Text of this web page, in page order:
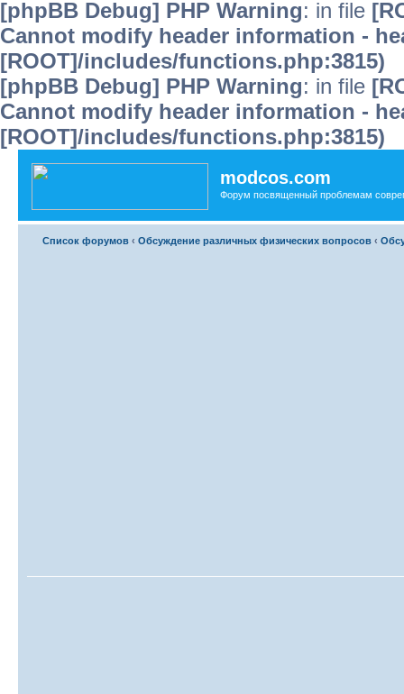
[phpBB Debug] PHP Warning: in file
Cannot modify header information -
[ROOT]/includes/functions.php:3815)
[phpBB Debug] PHP Warning: in file
Cannot modify header information -
[ROOT]/includes/functions.php:3815)
modcos.com
Форум посвященный проблемам
Список форумов ‹ Обсуждение различных физических вопросов ‹